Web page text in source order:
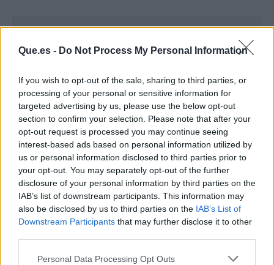
Que.es - Do Not Process My Personal Information
If you wish to opt-out of the sale, sharing to third parties, or
processing of your personal or sensitive information for
targeted advertising by us, please use the below opt-out
section to confirm your selection. Please note that after your
opt-out request is processed you may continue seeing
interest-based ads based on personal information utilized by
us or personal information disclosed to third parties prior to
your opt-out. You may separately opt-out of the further
disclosure of your personal information by third parties on the
IAB’s list of downstream participants. This information may
also be disclosed by us to third parties on the IAB’s List of
Downstream Participants that may further disclose it to other
Personal Data Processing Opt Outs
Publicidad